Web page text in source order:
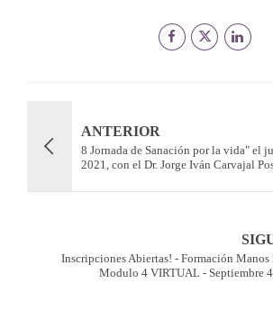
ANTERIOR
8 Jornada de Sanación por la vida" el
2021, con el Dr. Jorge Iván Carvajal
Inscripciones Abiertas! - Formación Manos
Modulo 4 VIRTUAL - Septiembre